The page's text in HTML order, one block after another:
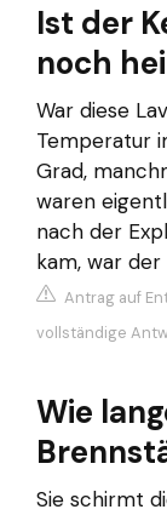
Ist der
noch
War diese
Temperatur
Grad,
waren
nach der
kam, war
Antrag auf
vollständige
Wie
Sie schirmt